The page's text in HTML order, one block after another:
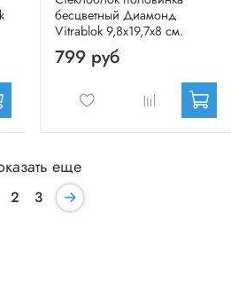
бесцветный Диамонд
Vitrablok 9,8x19,7x8 см.
799 руб
еще
2 3